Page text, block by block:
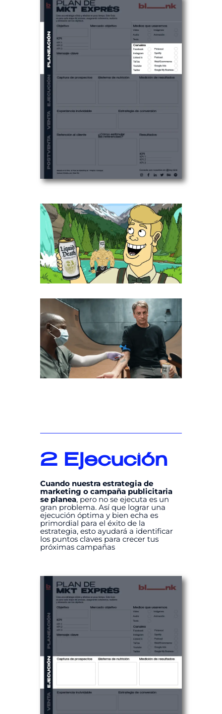
2 Ejecución
Cuando nuestra estrategia de
marketing o campaña publicitaria
se planea, pero no se ejecuta es un
gran problema. Así que lograr una
ejecución óptima y bien echa es
primordial para el éxito de la
estrategia, esto ayudará a identificar
los puntos claves para crecer tus
próximas campañas